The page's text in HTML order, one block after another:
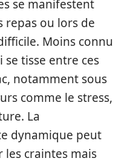
se manifestent
repas ou lors de
Moins connu
tisse entre ces
notamment sous
comme le stress,
La
dynamique peut
les craintes mais